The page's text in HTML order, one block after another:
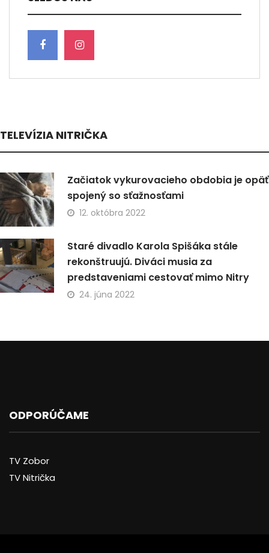
TELEVÍZIA NITRIČKA
Začiatok vykurovacieho obdobia je opäť
spojený so sťažnosťami
12. októbra 2022
Staré divadlo Karola Spišáka stále
rekonštruujú. Diváci musia za
predstaveniami cestovať mimo Nitry
24. júna 2022
ODPORÚČAME
TV Zobor
TV Nitrička